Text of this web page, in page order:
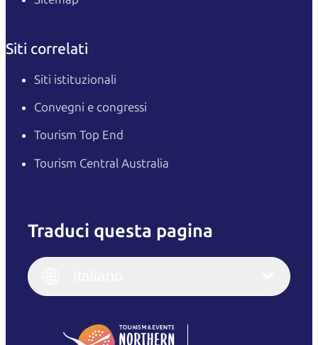
Siti correlati
Siti istituzionali
Convegni e congressi
Tourism Top End
Tourism Central Australia
Traduci questa pagina
English
Italiano